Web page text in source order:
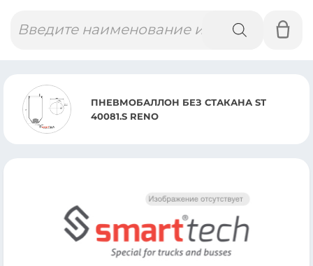
товаров
ПНЕВМОБАЛЛОН БЕЗ СТАКАНА ST
40081.S RENO